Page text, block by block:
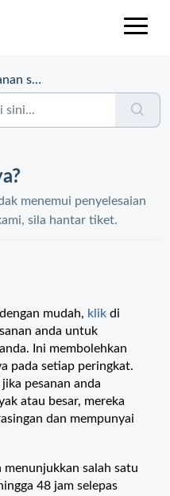
saya?
menemui penyelesaian
sila hantar tiket.
mudah, klik di
anda untuk
Ini membolehkan
pada setiap peringkat.
pesanan anda
atau besar, mereka
dan mempunyai
salah satu
48 jam selepas